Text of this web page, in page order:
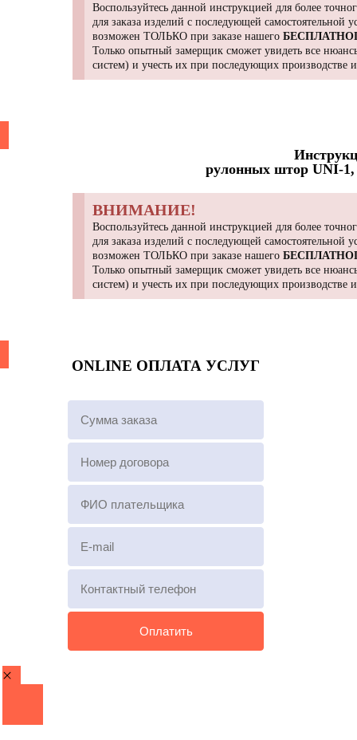
Воспользуйтесь данной инструкцией для более
для заказа изделий с последующей
возможен ТОЛЬКО при заказе нашего
Только опытный замерщик сможет увидеть все
систем) и учесть их при последующих производстве
рулонных штор UNI-
ВНИМАНИЕ!
Воспользуйтесь данной инструкцией для более
для заказа изделий с последующей
возможен ТОЛЬКО при заказе нашего
Только опытный замерщик сможет увидеть все
систем) и учесть их при последующих производстве
ONLINE ОПЛАТА УСЛУГ